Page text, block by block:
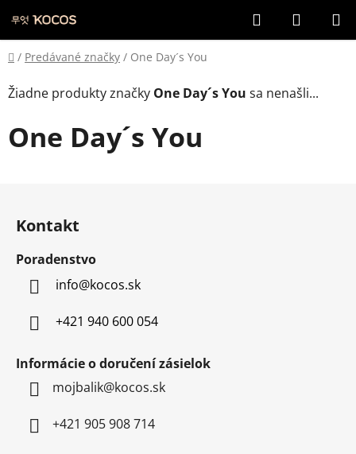
na
obsah
Hľadať
KOŠÍK
Domov
/ Predávané značky / One Day´s You
Žiadne produkty značky One Day´s You sa nenašli...
One Day´s You
Kontakt
Poradenstvo
info@kocos.sk
+421 940 600 054
Informácie o doručení zásielok
mojbalik@kocos.sk
+421 905 908 714